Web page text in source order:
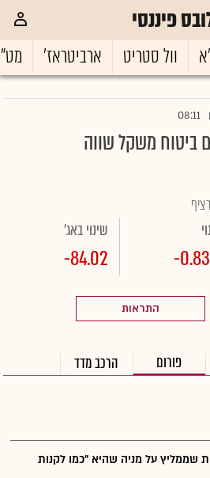
פיננסי
וול סטריט ארביטראז'
08:11
ביטוח משקל שווה
רציף
-
שינוי באג'
-84.02
התראות
פורום הרכב מדד
שממליץ על מניה שהיא "כמו לקנות